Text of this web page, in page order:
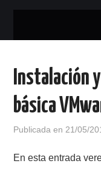
ACERCA DE
Instalación
básica
Publicada en 21/05/
En esta entrada